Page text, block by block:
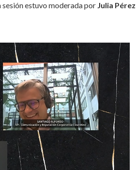
sesión estuvo moderada por Julia Pérez